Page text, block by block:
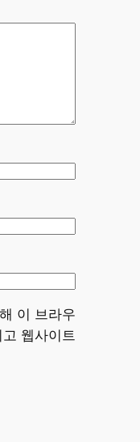
이 브라우
웹사이트